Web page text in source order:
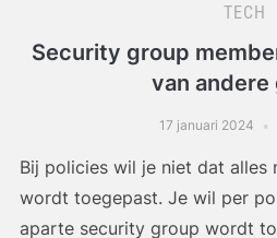
TECH
Security group
van andere
17 januari 2024
Bij policies wil je niet dat alles
wordt toegepast. Je wil per
aparte security group wordt